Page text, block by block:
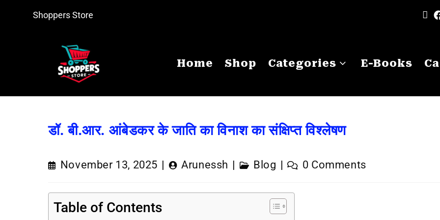
Shoppers Store
Home Shop Categories E-Books
डॉ. बी.आर. आंबेडकर के जाति का विनाश का संक्षिप्त विश्लेषण
November 13, 2025 Arunessh Blog 0 Comments
Table of Contents